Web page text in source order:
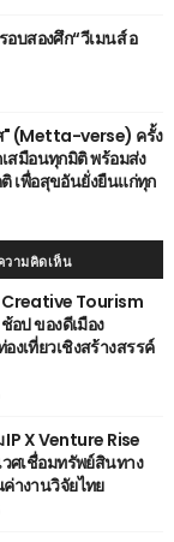
บสองศึก“วีเมนส์ อ
" (Metta-verse) ครั้ง
สมือนทุกมิติ พร้อมส่ง
เพื่อสุขอันยั่งยืนแก่ทุก
วามคิดเห็น
Creative Tourism
ป ของดีเมือง
เที่ยวเชิงสร้างสรรค์
IP X Venture Rise
ศเชื่อมทรัพย์สินทาง
างานวิจัยไทย